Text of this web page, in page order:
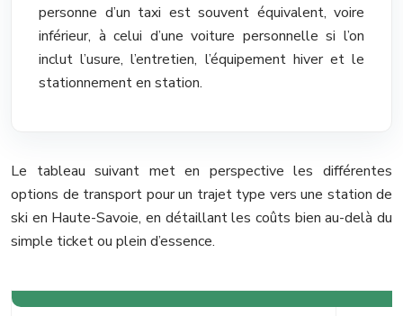
personne d’un taxi est souvent équivalent, voire
inférieur, à celui d’une voiture personnelle si l’on
inclut l’usure, l’entretien, l’équipement hiver et le
stationnement en station.
Le tableau suivant met en perspective les différentes
options de transport pour un trajet type vers une station de
ski en Haute-Savoie, en détaillant les coûts bien au-delà du
simple ticket ou plein d’essence.